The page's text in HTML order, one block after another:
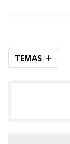
TEMAS